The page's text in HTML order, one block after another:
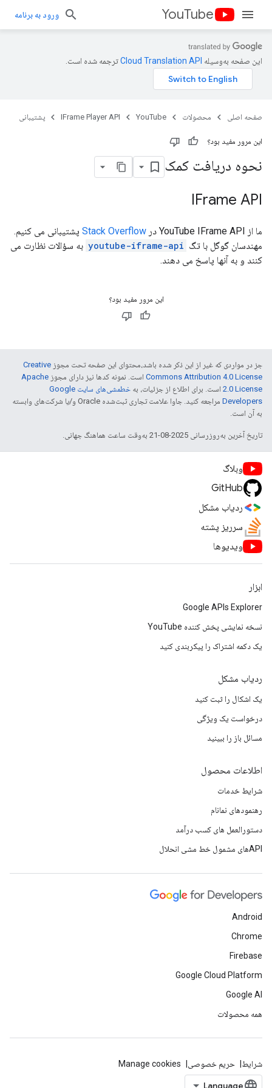
YouTube ورود به برنامه
این صفحه به‌وسیله ترجمه شده است.
صفحه اصلی محصولات YouTube
IFrame Player API پشتیبانی
این مرور مفید بود؟
نحوه دریافت کمک
IFrame API
ما از YouTube IFrame API در Stack Overflow پشتیبانی می کنیم.
مهندسان گوگل با تگ youtube-iframe-api به سؤالات نظارت می
کنند و به آنها پاسخ می دهند.
این مرور مفید بود؟
جز در مواردی که غیر از این ذکر شده باشد،‌محتوای این صفحه تحت مجوز Creative
Commons Attribution 4.0 License است. نمونه کدها نیز دارای مجوز Apache
2.0 License است. برای اطلاع از جزئیات، به
خطمشی‌های سایت Google
Developers‏
مراجعه کنید. جاوا علامت تجاری ثبت‌شده Oracle و/یا شرکت‌های وابسته
به آن است.
تاریخ آخرین به‌روزرسانی 2025-08-21 به‌وقت ساعت هماهنگ جهانی.
وبلاگ
GitHub
ردیاب مشکل
سرریز پشته
ویدیوها
ابزار
Google APIs Explorer
نسخه نمایشی پخش کننده YouTube
یک دکمه اشتراک را پیکربندی کنید
ردیاب مشکل
یک اشکال را ثبت کنید
درخواست یک ویژگی
مسائل باز را ببینید
اطلاعات محصول
شرایط خدمات
رهنمودهای نمانام
دستورالعمل های کسب درآمد
APIهای مشمول خط مشی انحلال
Android
Chrome
Firebase
Google Cloud Platform
Google AI
همه محصولات
شرایط حریم خصوصی Manage cookies